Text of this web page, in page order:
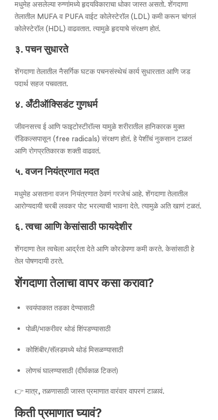
मधुमेह असलेल्या रुग्णांमध्ये हृदयविकाराचा धोका जास्त असतो. शेंगदाणा
तेलातील MUFA व PUFA वाईट कोलेस्टेरॉल (LDL) कमी करून चांगलं
कोलेस्टेरॉल (HDL) वाढवतात. त्यामुळे हृदयाचे संरक्षण होतं.
३. पचन सुधारते
शेंगदाणा तेलातील नैसर्गिक घटक पचनसंस्थेचं कार्य सुधारतात आणि जड
पदार्थ सहज पचवतात.
४. अँटीऑक्सिडंट गुणधर्म
जीवनसत्त्व ई आणि फाइटोस्टीरॉल्स यामुळे शरीरातील हानिकारक मुक्त
रॅडिकल्सपासून (free radicals) संरक्षण होतं. हे पेशींचं नुकसान टाळतं
आणि रोगप्रतिकारक शक्ती वाढवतं.
५. वजन नियंत्रणात मदत
मधुमेह असताना वजन नियंत्रणात ठेवणं गरजेचं आहे. शेंगदाणा तेलातील
आरोग्यदायी चरबी लवकर पोट भरल्याची भावना देते. त्यामुळे अति खाणं टळतं.
६. त्वचा आणि केसांसाठी फायदेशीर
शेंगदाणा तेल त्वचेला आर्द्रता देते आणि कोरडेपणा कमी करते. केसांसाठी हे
तेल पोषणदायी ठरते.
शेंगदाणा तेलाचा वापर कसा करावा?
स्वयंपाकात तडका देण्यासाठी
पोळी/भाकरीवर थोडं शिंपडण्यासाठी
कोशिंबीर/सॅलडमध्ये थोडं मिसळण्यासाठी
लोणचं घालण्यासाठी (दीर्घकाळ टिकतं)
👉 मात्र, तळणासाठी जास्त प्रमाणात वारंवार वापरणं टाळावं.
किती प्रमाणात घ्यावं?